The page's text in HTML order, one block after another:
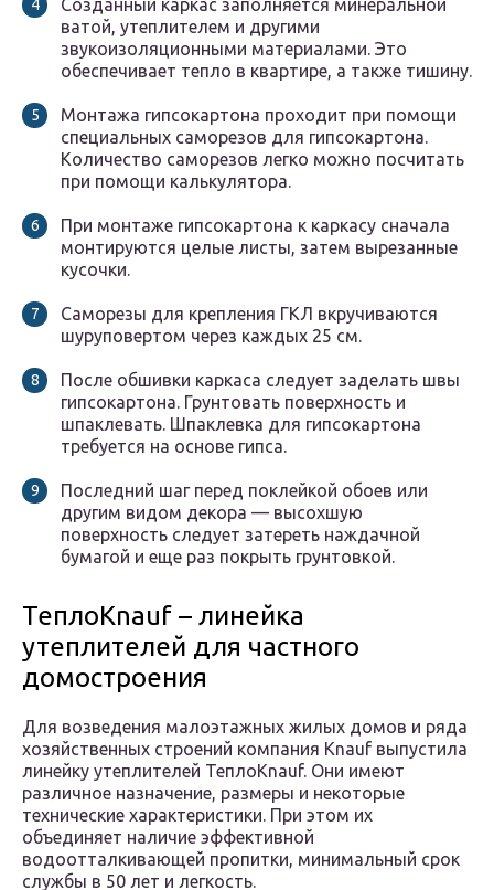
Созданный каркас заполняется минеральной
ватой, утеплителем и другими
звукоизоляционными материалами. Это
обеспечивает тепло в квартире, а также тишину.
Монтажа гипсокартона проходит при помощи
специальных саморезов для гипсокартона.
Количество саморезов легко можно посчитать
при помощи калькулятора.
При монтаже гипсокартона к каркасу сначала
монтируются целые листы, затем вырезанные
кусочки.
Саморезы для крепления ГКЛ вкручиваются
шуруповертом через каждых 25 см.
После обшивки каркаса следует заделать швы
гипсокартона. Грунтовать поверхность и
шпаклевать. Шпаклевка для гипсокартона
требуется на основе гипса.
Последний шаг перед поклейкой обоев или
другим видом декора — высохшую
поверхность следует затереть наждачной
бумагой и еще раз покрыть грунтовкой.
ТеплоKnauf – линейка
утеплителей для частного
домостроения
Для возведения малоэтажных жилых домов и ряда
хозяйственных строений компания Knauf выпустила
линейку утеплителей ТеплоKnauf. Они имеют
различное назначение, размеры и некоторые
технические характеристики. При этом их
объединяет наличие эффективной
водоотталкивающей пропитки, минимальный срок
службы в 50 лет и легкость.